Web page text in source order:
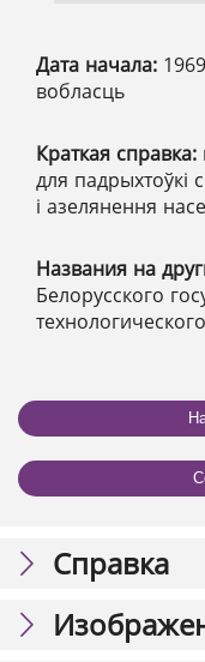
Дата начала:
вобласць
Краткая справка:
для падрыхтоўкі
і азелянення
Названия на
Белорусского
Справка